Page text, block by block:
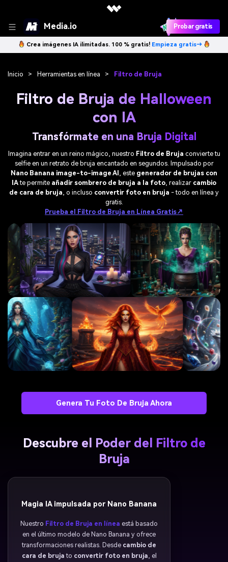
Media.io Probar gratis
Crea imágenes IA ilimitadas. 100 % gratis! Empieza gratis→
Inicio > Herramientas en línea > Filtro de Bruja
Filtro de Bruja de Halloween
con IA
Transfórmate en una Bruja Digital
Imagina entrar en un reino mágico, nuestro Filtro de Bruja convierte tu
selfie en un retrato de bruja encantado en segundos. Impulsado por
Nano Banana image-to-image AI
, este generador de brujas con
IAte permite añadir sombrero de bruja a la foto , realizar cambio
de cara de bruja , o incluso convertir foto en bruja - todo en línea y
gratis.
Prueba el Filtro de Bruja en Línea Gratis↗
Genera Tu Foto De Bruja Ahora
Descubre el Poder del Filtro de
Bruja
Magia IA impulsada por Nano Banana
Nuestro Filtro de Bruja en línea está basado
en el último modelo de Nano Banana y ofrece
transformaciones realistas. Desde cambio de
cara de bruja to convertir foto en bruja, el